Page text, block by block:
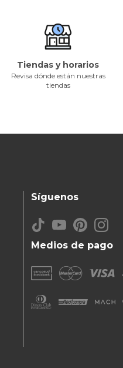
Tiendas y horarios
Revisa dónde están nuestras
tiendas
Medios de pago
Síguenos